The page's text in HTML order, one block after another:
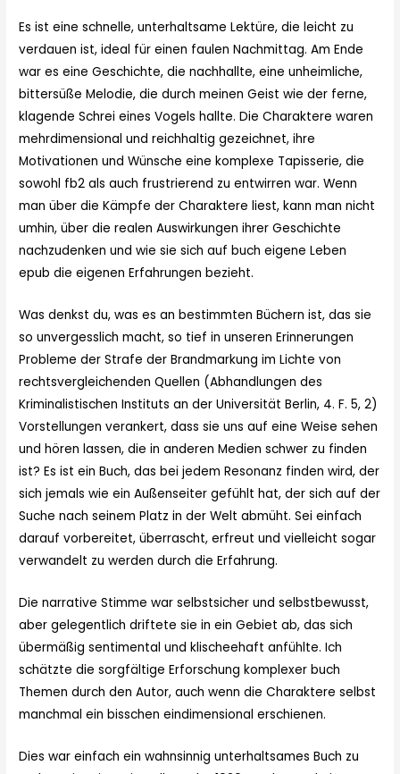
Es ist eine schnelle, unterhaltsame Lektüre, die leicht zu
verdauen ist, ideal für einen faulen Nachmittag. Am Ende
war es eine Geschichte, die nachhallte, eine unheimliche,
bittersüße Melodie, die durch meinen Geist wie der ferne,
klagende Schrei eines Vogels hallte. Die Charaktere waren
mehrdimensional und reichhaltig gezeichnet, ihre
Motivationen und Wünsche eine komplexe Tapisserie, die
sowohl fb2 als auch frustrierend zu entwirren war. Wenn
man über die Kämpfe der Charaktere liest, kann man nicht
umhin, über die realen Auswirkungen ihrer Geschichte
nachzudenken und wie sie sich auf buch eigene Leben
epub die eigenen Erfahrungen bezieht.
Was denkst du, was es an bestimmten Büchern ist, das sie
so unvergesslich macht, so tief in unseren Erinnerungen
Probleme der Strafe der Brandmarkung im Lichte von
rechtsvergleichenden Quellen (Abhandlungen des
Kriminalistischen Instituts an der Universität Berlin, 4. F. 5, 2)
Vorstellungen verankert, dass sie uns auf eine Weise sehen
und hören lassen, die in anderen Medien schwer zu finden
ist? Es ist ein Buch, das bei jedem Resonanz finden wird, der
sich jemals wie ein Außenseiter gefühlt hat, der sich auf der
Suche nach seinem Platz in der Welt abmüht. Sei einfach
darauf vorbereitet, überrascht, erfreut und vielleicht sogar
verwandelt zu werden durch die Erfahrung.
Die narrative Stimme war selbstsicher und selbstbewusst,
aber gelegentlich driftete sie in ein Gebiet ab, das sich
übermäßig sentimental und klischeehaft anfühlte. Ich
schätzte die sorgfältige Erforschung komplexer buch
Themen durch den Autor, auch wenn die Charaktere selbst
manchmal ein bisschen eindimensional erschienen.
Dies war einfach ein wahnsinnig unterhaltsames Buch zu